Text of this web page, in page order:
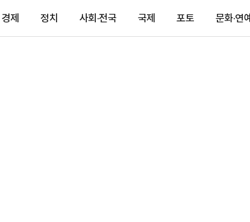
경제 정치 사회·전국 국제 포토 문화·연예